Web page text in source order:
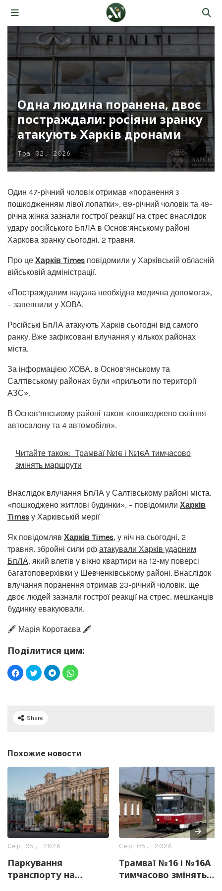
Одна людина поранена, двоє
постраждали: росіяни зранку
атакують Харків дронами
Тра 02, 2026
Один 47-річний чоловік отримав «поранення з
пошкодженням лівої лопатки», 89-річний чоловік та 49-
річна жінка зазнали гострої реакції на стрес внаслідок
удару російського БпЛА в Основ’янському районі
Харкова зранку сьогодні, 2 травня.
Про це Харків Times повідомили у Харківській обласній
військовій адміністрації.
«Постраждалим надана необхідна медична допомога»,
– запевнили у ХОВА.
Російські БпЛА атакують Харків сьогодні від самого
ранку. Вже зафіксовані влучання у кількох районах
міста.
За інформацією ХОВА, в Основ’янському та
Салтівському районах були «прильоти по території
АЗС».
В Основ’янському районі також «пошкоджено скління
автосалону та 4 автомобіля».
Читайте також: Трамваї №16 і №16А тимчасово
змінять маршрути
Внаслідок влучання БпЛА у Салтівському районі міста,
«пошкоджено житлові будинки», – повідомили Харків
Times у Харківській мерії
Як повідомляв Харків Times, у ніч на сьогодні, 2
травня, збройні сили рф атакували Харків ударним
БпЛА, який влетів у вікно квартири на 12-му поверсі
багатоповерхівки у Шевченківському районі. Внаслідок
влучання поранення отримав 23-річний чоловік, ще
двоє людей зазнали гострої реакції на стрес, мешканців
будинку евакуювали.
🖋️ Марія Коротаєва 🖋️
Поділитися цим:
Share
Похожие новости
Сер 05, 2026
Паркування
транспорту на
Сер 05, 2026
Трамваї №16 і №16А
тимчасово змінять